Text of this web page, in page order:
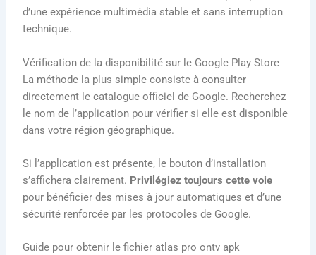
d’une expérience multimédia stable et sans interruption
technique.
Vérification de la disponibilité sur le Google Play Store
La méthode la plus simple consiste à consulter
directement le catalogue officiel de Google. Recherchez
le nom de l’application pour vérifier si elle est disponible
dans votre région géographique.
Si l’application est présente, le bouton d’installation
s’affichera clairement. Privilégiez toujours cette voie
pour bénéficier des mises à jour automatiques et d’une
sécurité renforcée par les protocoles de Google.
Guide pour obtenir le fichier atlas pro ontv apk